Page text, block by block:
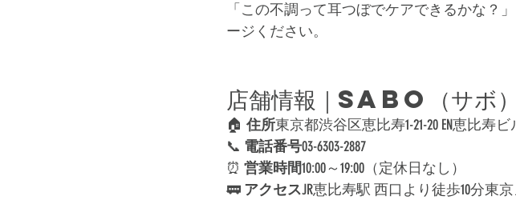
「この不調って耳つぼでケアできるかな？
ージください。
店舗情報｜SABO（サボ）
🏠 住所東京都渋谷区恵比寿1-21-20 EN恵比寿ビ
📞 電話番号03-6303-2887
⏰ 営業時間10:00～19:00（定休日なし）
🚃 アクセスJR恵比寿駅 西口より徒歩10分